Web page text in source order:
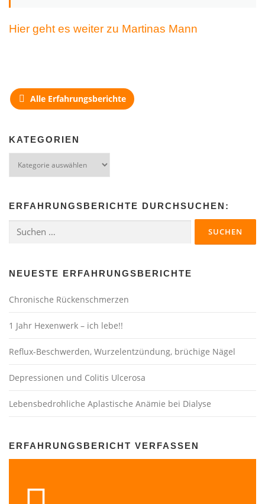
Hier geht es weiter zu Martinas Mann
Alle Erfahrungsberichte
KATEGORIEN
ERFAHRUNGSBERICHTE DURCHSUCHEN:
NEUESTE ERFAHRUNGSBERICHTE
Chronische Rückenschmerzen
1 Jahr Hexenwerk – ich lebe!!
Reflux-Beschwerden, Wurzelentzündung, brüchige Nägel
Depressionen und Colitis Ulcerosa
Lebensbedrohliche Aplastische Anämie bei Dialyse
ERFAHRUNGSBERICHT VERFASSEN